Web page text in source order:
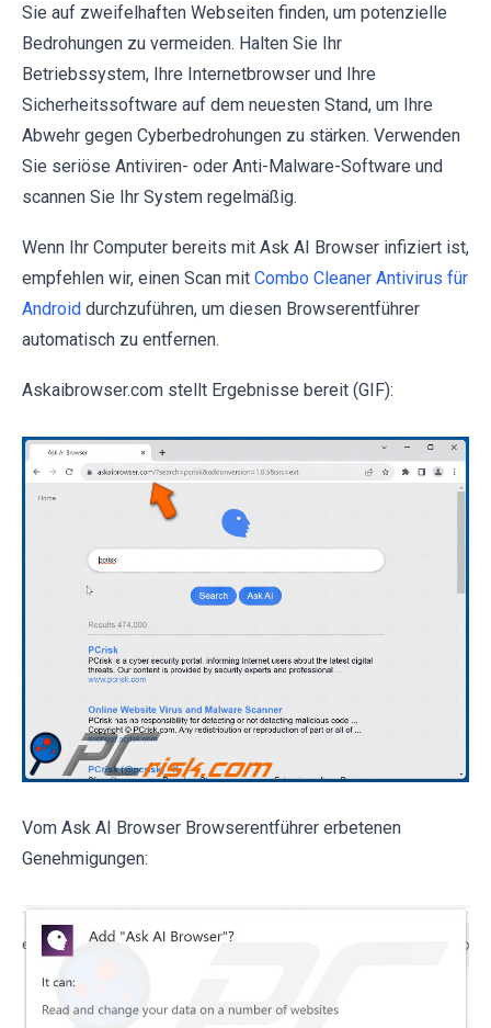
Sie auf zweifelhaften Webseiten finden, um potenzielle
Bedrohungen zu vermeiden. Halten Sie Ihr
Betriebssystem, Ihre Internetbrowser und Ihre
Sicherheitssoftware auf dem neuesten Stand, um Ihre
Abwehr gegen Cyberbedrohungen zu stärken. Verwenden
Sie seriöse Antiviren- oder Anti-Malware-Software und
scannen Sie Ihr System regelmäßig.
Wenn Ihr Computer bereits mit Ask AI Browser infiziert ist,
empfehlen wir, einen Scan mit Combo Cleaner Antivirus für
Android durchzuführen, um diesen Browserentführer
automatisch zu entfernen.
Askaibrowser.com stellt Ergebnisse bereit (GIF):
Vom Ask AI Browser Browserentführer erbetenen
Genehmigungen: